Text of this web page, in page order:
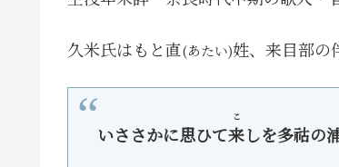
久米氏はもと直(あたい)姓、来目部の
いささかに思ひて来
こ
しを多祜の